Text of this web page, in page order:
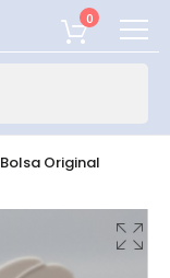
0
Original